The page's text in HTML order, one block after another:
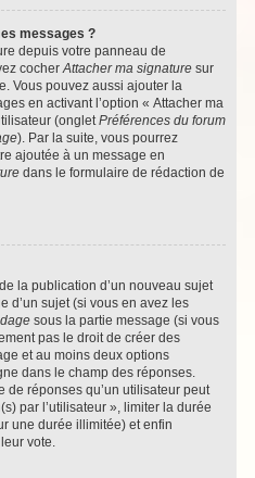
messages ?
depuis votre panneau de
cocherAttacher ma signature sur
Vous pouvez aussi ajouter la
en activant l’option « Attacher ma
(ongletPréférences du forum
). Par la suite, vous pourrez
ajoutée à un message en
dans le formulaire de rédaction de
la publication d’un nouveau sujet
d’un sujet (si vous en avez les
sous la partie message (si vous
pas le droit de créer des
et au moins deux options
dans le champ des réponses.
de réponses qu’un utilisateur peut
par l’utilisateur », limiter la durée
une durée illimitée) et enfin
vote.